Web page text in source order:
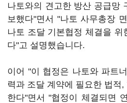
나토와의 견고한 방산 공급망
보했다"면서 "나토 사무총장
나토 조달 기본협정 체결을 위
다"고 설명했습니다.
이어 "이 협정은 나토와 파트
력과 조달 계약에 필요한 법적
한다"면서 "협정이 체결되면